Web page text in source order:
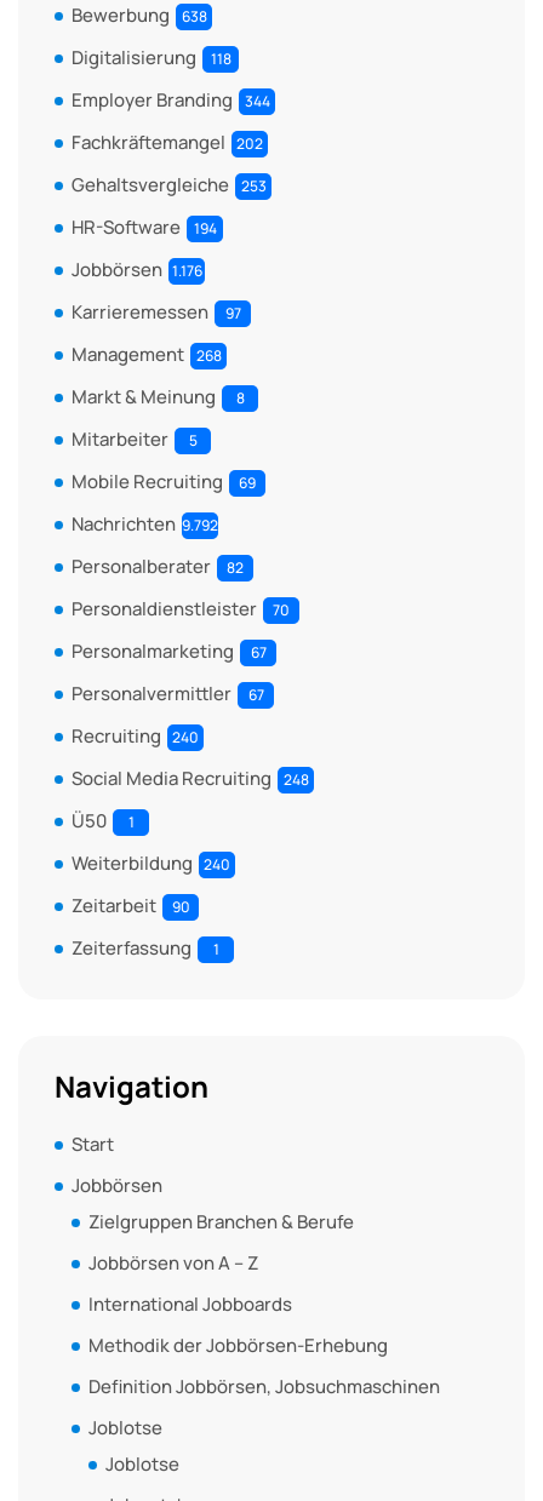
Bewerbung 638
Digitalisierung 118
Employer Branding 344
Fachkräftemangel 202
Gehaltsvergleiche 253
HR-Software 194
Jobbörsen 1.176
Karrieremessen 97
Management 268
Markt & Meinung 8
Mitarbeiter 5
Mobile Recruiting 69
Nachrichten 9.792
Personalberater 82
Personaldienstleister 70
Personalmarketing 67
Personalvermittler 67
Recruiting 240
Social Media Recruiting 248
Ü50 1
Weiterbildung 240
Zeitarbeit 90
Zeiterfassung 1
Navigation
Start
Jobbörsen
Zielgruppen Branchen & Berufe
Jobbörsen von A – Z
International Jobboards
Methodik der Jobbörsen-Erhebung
Definition Jobbörsen, Jobsuchmaschinen
Joblotse
Joblotse